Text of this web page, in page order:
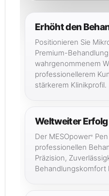
Erhöht den
Positionieren Sie
Premium-
wahrgenommenem
professionellerem
stärkerem Klinikprofil.
Weltweiter Erfolg
Der MESOpower®
professionellen
Präzision,
Behandlungskomfort